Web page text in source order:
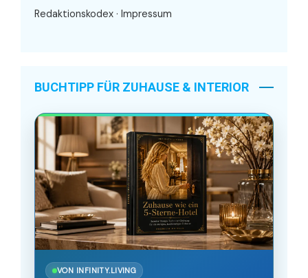
Redaktionskodex · Impressum
BUCHTIPP FÜR ZUHAUSE & INTERIOR
VON INFINITY.LIVING